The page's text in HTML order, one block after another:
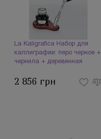
La Kaligrafica Набор для
каллиграфии: перо черное +
чернила + деревянная
2 856 грн